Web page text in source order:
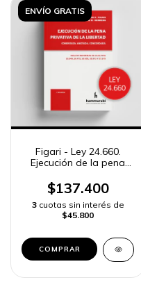
ENVÍO GRATIS
Figari - Ley 24.660.
Ejecución de la pena
$137.400
3 cuotas sin interés de
$45.800
COMPRAR